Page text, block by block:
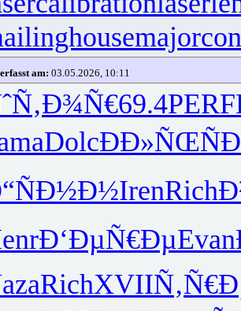
am: 03.05.2026, 10:11
69.4PERF
DolcÐ­Ð»ÑŒÑ
IrenRich
Ð‘ÐµÑ€ÐµEvan
RichXVII